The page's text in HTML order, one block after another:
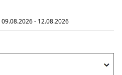
09.08.2026 - 12.08.2026